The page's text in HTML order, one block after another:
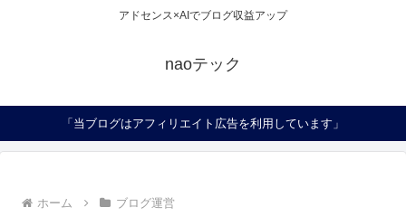
アドセンス×AIでブログ収益アップ
naoテック
「当ブログはアフィリエイト広告を利用しています」
ホーム ブログ運営